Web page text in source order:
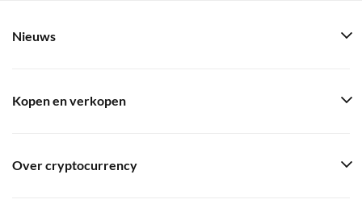
Nieuws
Kopen en verkopen
Over cryptocurrency